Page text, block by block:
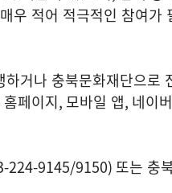
우 적어 적극적인 참여가
거나 충북문화재단으로
페이지, 모바일 앱, 네이
224-9145/9150) 또는 충